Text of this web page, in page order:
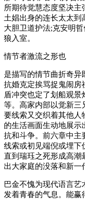
所期待觉慧态度坚决主
土娼出身的连长太太
大胆卫道护法;克安明
狼入室。
情节者激流之形也
是描写的情节曲折奇异
抗婚克定挨骂捉鬼闹房
盾冲突也定了划船观
等。高家内部以觉新三
要线索又交织着其他人
的生活画面生动地展示
抗和斗争。前六章中主
线索或初见端倪或埋下
直到瑞珏之死形成高潮
出大家庭的没落和新一
巴金不愧为现代语言
发着青春的气息。能